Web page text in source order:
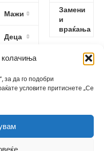
за да го подобри
условите притиснете „Се
Мажи
Деца
Жени
Замени
и
враќања
Studio